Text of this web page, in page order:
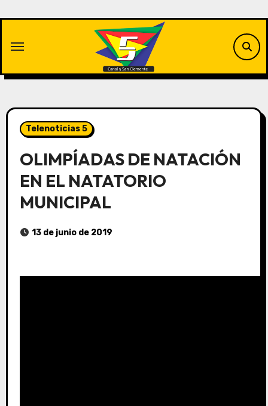
contenido
Telenoticias 5
OLIMPÍADAS DE NATACIÓN
EN EL NATATORIO
MUNICIPAL
13 de junio de 2019